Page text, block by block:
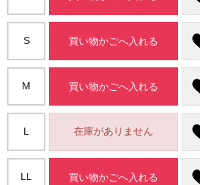
S 買い物かごへ入れる
M 買い物かごへ入れる
L 在庫がありません
LL 買い物かごへ入れる